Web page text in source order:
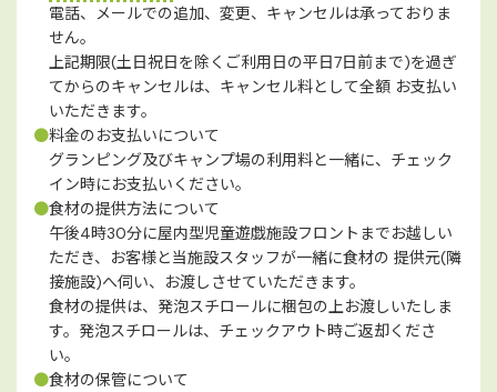
電話、メールでの追加、変更、キャンセルは承っておりま
せん。
上記期限(土日祝日を除くご利用日の平日7日前まで)を過ぎ
てからのキャンセルは、キャンセル料として全額 お支払い
いただきます。
●料金のお支払いについて
グランピング及びキャンプ場の利用料と一緒に、チェック
イン時にお支払いください。
●食材の提供方法について
午後4時30分に屋内型児童遊戯施設フロントまでお越しい
ただき、お客様と当施設スタッフが一緒に食材の 提供元(隣
接施設)へ伺い、お渡しさせていただきます。
食材の提供は、発泡スチロールに梱包の上お渡しいたしま
す。発泡スチロールは、チェックアウト時ご返却くださ
い。
●食材の保管について